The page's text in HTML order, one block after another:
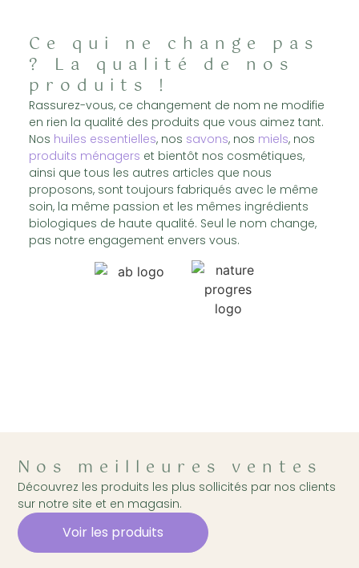
Ce qui ne change pas
? La qualité de nos
produits !
Rassurez-vous, ce changement de nom ne modifie
en rien la qualité des produits que vous aimez tant.
Nos huiles essentielles, nos savons, nos miels, nos
produits ménagers et bientôt nos cosmétiques,
ainsi que tous les autres articles que nous
proposons, sont toujours fabriqués avec le même
soin, la même passion et les mêmes ingrédients
biologiques de haute qualité. Seul le nom change,
pas notre engagement envers vous.
Nos meilleures ventes
Découvrez les produits les plus sollicités par nos clients
sur notre site et en magasin.
Voir les produits